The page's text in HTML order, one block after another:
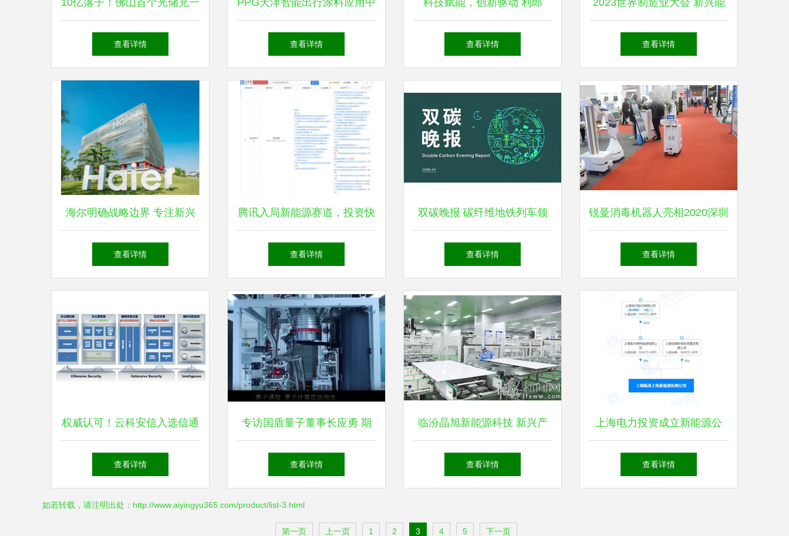
10亿落子！佛山首个光储充一
体化项目落户乐平，打造能源
查看详情
PPG天津智能出行涂料应用中
心 以创新涂装技术驱动新能
查看详情
科技赋能，创新驱动 利郎
2023年营收净利双增背后的新
查看详情
2023世界制造业大会 新兴能
源技术研发引领绿色智造新潮
查看详情
海尔明确战略边界 专注新兴
能源技术研发，暂不涉足整车
查看详情
腾讯入局新能源赛道，投资快
充动力电池研发商巨湾技研
查看详情
双碳晚报 碳纤维地铁列车领
跑低碳交通，宁德时代武汉落
查看详情
锐曼消毒机器人亮相2020深圳
国际医用防护用品展 科技防
查看详情
权威认可！云科安信入选信通
院数字安全护航技术能力全景
查看详情
专访国盾量子董事长应勇 期
待量子科技从“高冷”走向“日
查看详情
临汾晶旭新能源科技 新兴产
业中的生力军，专注新兴能源
查看详情
上海电力投资成立新能源公
司，注册资本8000万专注新兴
查看详情
如若转载，请注明出处：http://www.aiyingyu365.com/product/list-3.html
第一页 上一页 1 2 3 4 5 下一页